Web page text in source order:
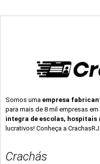
Somos uma empresa
para mais de 8 mil empresas
integra de escolas, hospitais
lucrativos! Conheça a CrachasRJ
Crachás